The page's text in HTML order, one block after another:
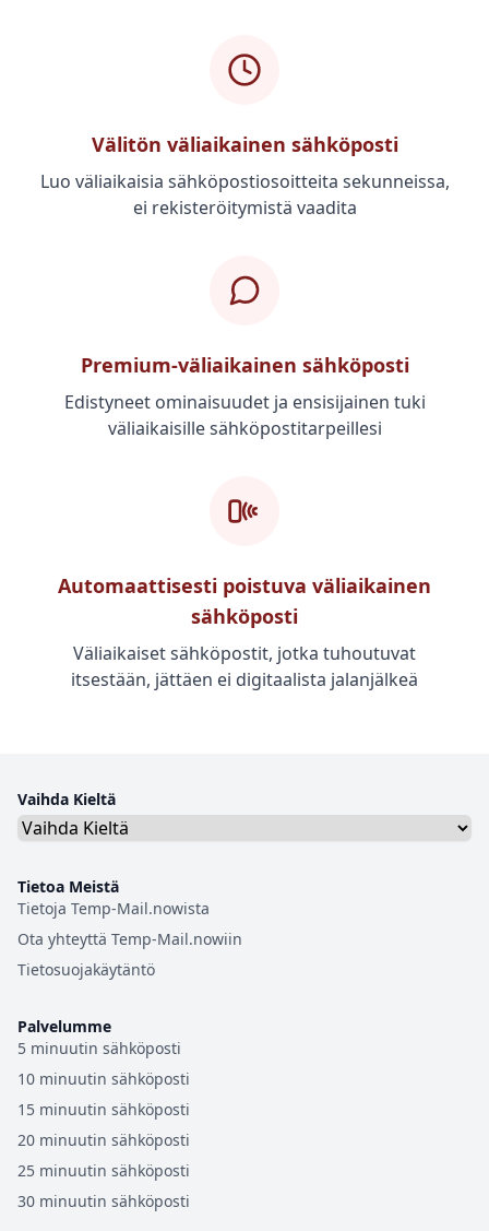
Välitön väliaikainen sähköposti
Luo väliaikaisia sähköpostiosoitteita sekunneissa,
ei rekisteröitymistä vaadita
Premium-väliaikainen sähköposti
Edistyneet ominaisuudet ja ensisijainen tuki
väliaikaisille sähköpostitarpeillesi
Automaattisesti poistuva väliaikainen
sähköposti
Väliaikaiset sähköpostit, jotka tuhoutuvat
itsestään, jättäen ei digitaalista jalanjälkeä
Vaihda Kieltä
Tietoa Meistä
Tietoja Temp-Mail.nowista
Ota yhteyttä Temp-Mail.nowiin
Tietosuojakäytäntö
Palvelumme
5 minuutin sähköposti
10 minuutin sähköposti
15 minuutin sähköposti
20 minuutin sähköposti
25 minuutin sähköposti
30 minuutin sähköposti